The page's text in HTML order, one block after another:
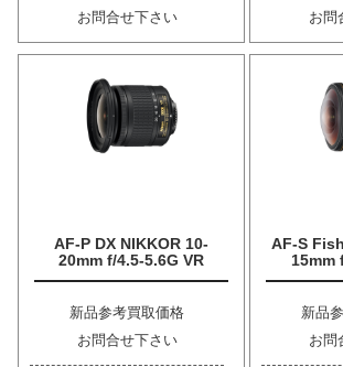
お問合せ下さい
お問
AF-P DX NIKKOR 10-
20mm f/4.5-5.6G VR
新品参考買取価格
お問合せ下さい
AF-S
15mm
新品
お問